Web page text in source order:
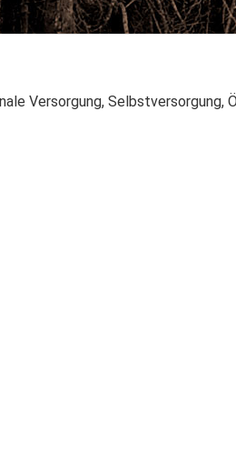
Versorgung, Selbstversorgung,